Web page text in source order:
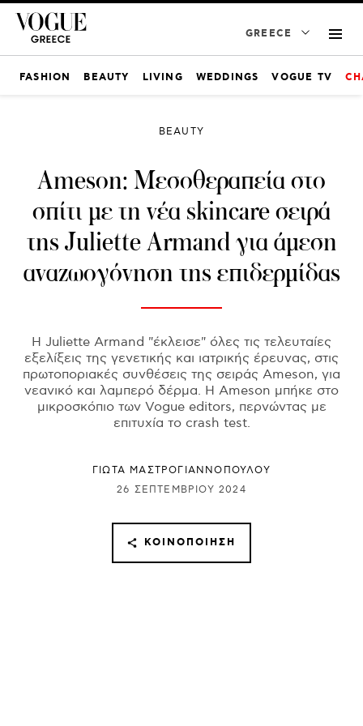
GREECE
FASHION BEAUTY LIVING WEDDINGS VOGUE TV
BEAUTY
Ameson: Μεσοθεραπεία στο
σπίτι με τη νέα skincare σειρά
της Juliette Armand για άμεση
αναζωογόνηση της επιδερμίδας
Η Juliette Armand "έκλεισε" όλες τις τελευταίες
εξελίξεις της γενετικής και ιατρικής έρευνας, στις
πρωτοποριακές συνθέσεις της σειράς Ameson, για
νεανικό και λαμπερό δέρμα. Η Ameson μπήκε στο
μικροσκόπιο των Vogue editors, περνώντας με
επιτυχία το crash test.
ΓΙΩΤΑ ΜΑΣΤΡΟΓΙΑΝΝΟΠΟΥΛΟΥ
26 ΣΕΠΤΕΜΒΡΊΟΥ 2024
ΚΟΙΝΟΠΟΊΗΣΗ